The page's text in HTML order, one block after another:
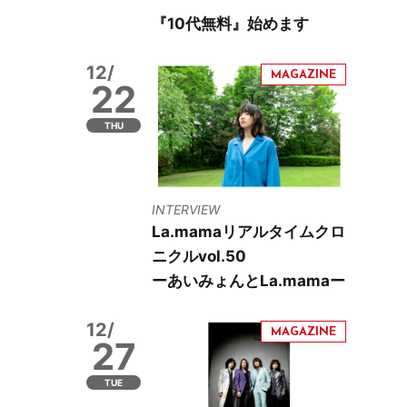
『10代無料』始めます
12/
22
THU
INTERVIEW
La.mamaリアルタイムクロ
ニクルvol.50
ーあいみょんとLa.mamaー
12/
27
TUE